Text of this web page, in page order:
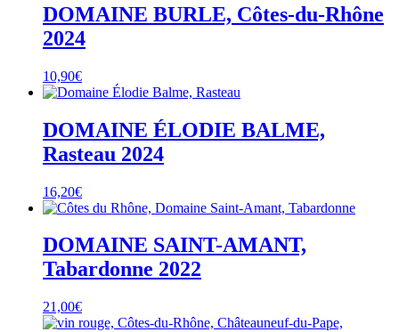
DOMAINE BURLE, Côtes-du-Rhône
2024
10,90€
DOMAINE ÉLODIE BALME,
Rasteau 2024
16,20€
DOMAINE SAINT-AMANT,
Tabardonne 2022
21,00€